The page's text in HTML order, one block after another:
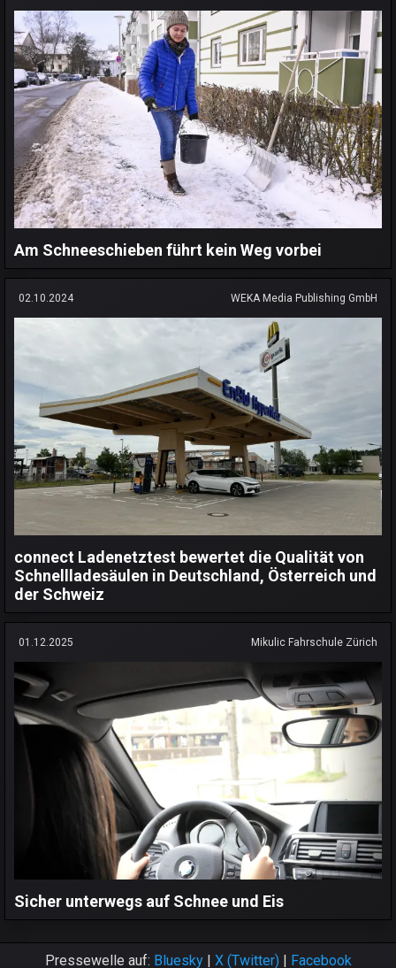
Am Schneeschieben führt kein Weg vorbei
02.10.2024 WEKA Media Publishing GmbH
connect Ladenetztest bewertet die Qualität von
Schnellladesäulen in Deutschland, Österreich und
der Schweiz
01.12.2025 Mikulic Fahrschule Zürich
Sicher unterwegs auf Schnee und Eis
Pressewelle auf: Bluesky| X (Twitter)| Facebook